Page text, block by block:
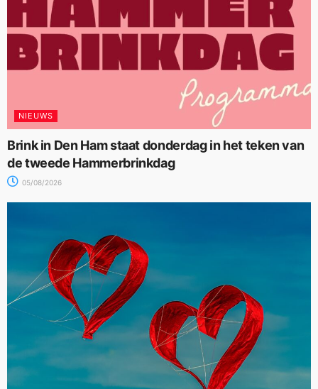
NIEUWS
Brink in Den Ham staat donderdag in het teken van
de tweede Hammerbrinkdag
05/08/2026